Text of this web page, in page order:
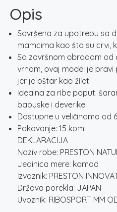
Opis
Savršena za upotrebu sa
mamcima kao što su crvi,
Sa završnom obradom od
vrhom, ovaj model je
jer je oštar kao žilet.
Idealna za ribe poput:
babuske i deverike!
Dostupne u veličinama od
Pakovanje: 15 kom
DEKLARACIJA
Naziv robe: PRESTON
Jedinica mere: komad
Izvoznik: PRESTON
Država porekla: JAPAN
Uvoznik: RIBOSPORT MM